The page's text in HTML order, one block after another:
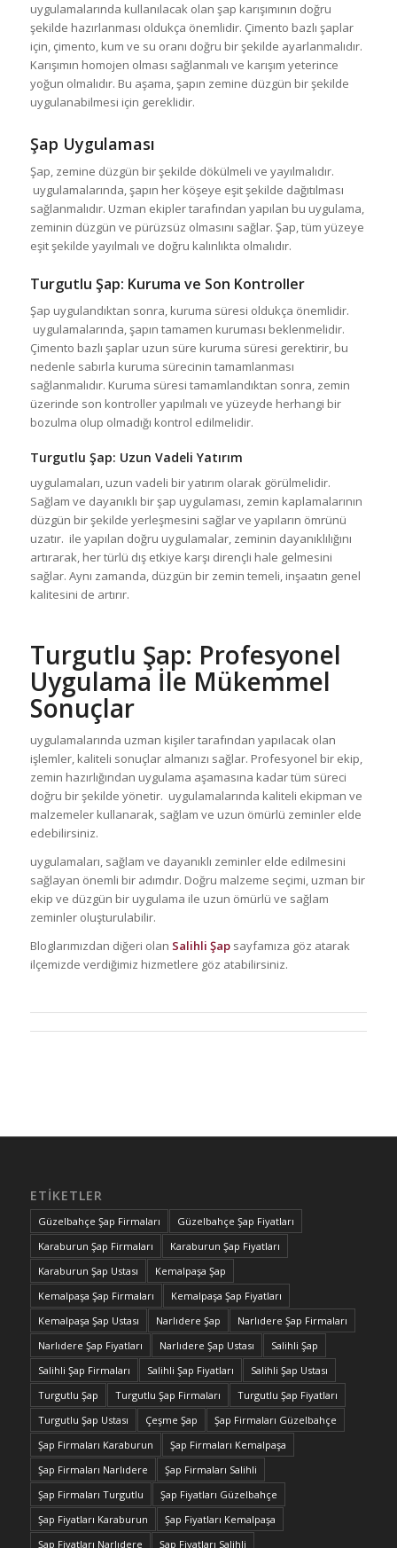
uygulamalarında kullanılacak olan şap karışımının doğru
şekilde hazırlanması oldukça önemlidir. Çimento bazlı şaplar
için, çimento, kum ve su oranı doğru bir şekilde ayarlanmalıdır.
Karışımın homojen olması sağlanmalı ve karışım yeterince
yoğun olmalıdır. Bu aşama, şapın zemine düzgün bir şekilde
uygulanabilmesi için gereklidir.
Şap Uygulaması
Şap, zemine düzgün bir şekilde dökülmeli ve yayılmalıdır.
uygulamalarında, şapın her köşeye eşit şekilde dağıtılması
sağlanmalıdır. Uzman ekipler tarafından yapılan bu uygulama,
zeminin düzgün ve pürüzsüz olmasını sağlar. Şap, tüm yüzeye
eşit şekilde yayılmalı ve doğru kalınlıkta olmalıdır.
Turgutlu Şap: Kuruma ve Son Kontroller
Şap uygulandıktan sonra, kuruma süresi oldukça önemlidir.
uygulamalarında, şapın tamamen kuruması beklenmelidir.
Çimento bazlı şaplar uzun süre kuruma süresi gerektirir, bu
nedenle sabırla kuruma sürecinin tamamlanması
sağlanmalıdır. Kuruma süresi tamamlandıktan sonra, zemin
üzerinde son kontroller yapılmalı ve yüzeyde herhangi bir
bozulma olup olmadığı kontrol edilmelidir.
Turgutlu Şap: Uzun Vadeli Yatırım
uygulamaları, uzun vadeli bir yatırım olarak görülmelidir.
Sağlam ve dayanıklı bir şap uygulaması, zemin kaplamalarının
düzgün bir şekilde yerleşmesini sağlar ve yapıların ömrünü
uzatır. ile yapılan doğru uygulamalar, zeminin dayanıklılığını
artırarak, her türlü dış etkiye karşı dirençli hale gelmesini
sağlar. Aynı zamanda, düzgün bir zemin temeli, inşaatın genel
kalitesini de artırır.
Turgutlu Şap: Profesyonel
Uygulama İle Mükemmel
Sonuçlar
uygulamalarında uzman kişiler tarafından yapılacak olan
işlemler, kaliteli sonuçlar almanızı sağlar. Profesyonel bir ekip,
zemin hazırlığından uygulama aşamasına kadar tüm süreci
doğru bir şekilde yönetir. uygulamalarında kaliteli ekipman ve
malzemeler kullanarak, sağlam ve uzun ömürlü zeminler elde
edebilirsiniz.
uygulamaları, sağlam ve dayanıklı zeminler elde edilmesini
sağlayan önemli bir adımdır. Doğru malzeme seçimi, uzman bir
ekip ve düzgün bir uygulama ile uzun ömürlü ve sağlam
zeminler oluşturulabilir.
Bloglarımızdan diğeri olan Salihli Şapsayfamıza göz atarak
ilçemizde verdiğimiz hizmetlere göz atabilirsiniz.
ETIKETLER
Güzelbahçe Şap Firmaları
Güzelbahçe Şap Fiyatları
Karaburun Şap Firmaları
Karaburun Şap Fiyatları
Karaburun Şap Ustası
Kemalpaşa Şap
Kemalpaşa Şap Firmaları
Kemalpaşa Şap Fiyatları
Kemalpaşa Şap Ustası
Narlıdere Şap
Narlıdere Şap Firmaları
Narlıdere Şap Fiyatları
Narlıdere Şap Ustası
Salihli Şap
Salihli Şap Firmaları
Salihli Şap Fiyatları
Salihli Şap Ustası
Turgutlu Şap
Turgutlu Şap Firmaları
Turgutlu Şap Fiyatları
Turgutlu Şap Ustası
Çeşme Şap
Şap Firmaları Güzelbahçe
Şap Firmaları Karaburun
Şap Firmaları Kemalpaşa
Şap Firmaları Narlıdere
Şap Firmaları Salihli
Şap Firmaları Turgutlu
Şap Fiyatları Güzelbahçe
Şap Fiyatları Karaburun
Şap Fiyatları Kemalpaşa
Şap Fiyatları Narlıdere
Şap Fiyatları Salihli